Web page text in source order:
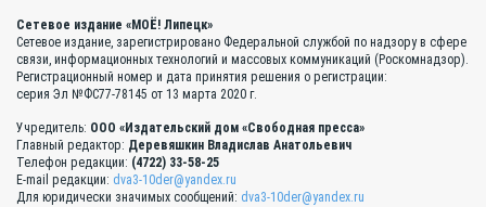
Сетевое издание «МОЁ! Липецк»
Сетевое издание, зарегистрировано Федеральной службой по надзору в сфере
связи, информационных технологий и массовых коммуникаций (Роскомнадзор).
Регистрационный номер и дата принятия решения о регистрации:
серия Эл №ФС77-78145 от 13 марта 2020 г.
Учредитель: ООО «Издательский дом «Свободная пресса»
Главный редактор: Деревяшкин Владислав Анатольевич
Телефон редакции: (4722) 33-58-25
E-mail редакции: dva3-10der@yandex.ru
Для юридически значимых сообщений: dva3-10der@yandex.ru